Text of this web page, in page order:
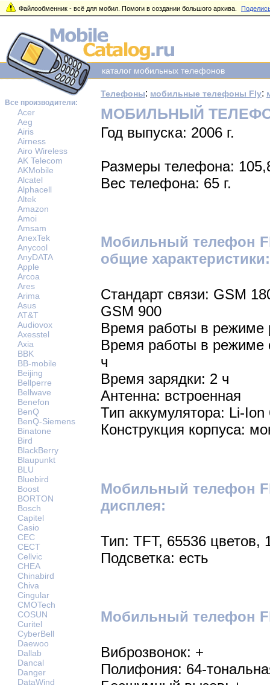
Файлообменник - всё для мобил. Помоги в создании большого архива.
Все производители:
Acer
Aeg
Airis
Airness
Airo Wireless
AK Telecom
AKMobile
Alcatel
Alphacell
Altek
Amazon
Amoi
Amsam
AnexTek
Anycool
AnyDATA
Apple
Arcoa
Ares
Arima
Asus
AT&T
Audiovox
Axesstel
Axia
BBK
BB-mobile
Beijing
Bellperre
Bellwave
Benefon
BenQ
BenQ-Siemens
Binatone
Bird
BlackBerry
Blaupunkt
BLU
Bluebird
Boost
BORTON
Bosch
Capitel
Casio
CEC
CECT
Cellvic
CHEA
Chinabird
Chiva
Cingular
CMOTech
COSUN
Curitel
CyberBell
Daewoo
Dallab
Dancal
Danger
DataWind
каталог мобильных телефонов
Телефоны: мобильные телефоны Fly:
МОБИЛЬНЫЙ
Год выпуска: 2006 г.
Размеры телефона:
Вес телефона: 65 г.
Мобильный телефон
общие характеристики:
Стандарт связи: GSM
GSM 900
Время работы в режиме
Время работы в режиме
ч
Время зарядки: 2 ч
Антенна: встроенная
Тип аккумулятора: Li-
Конструкция корпуса:
Мобильный телефон
дисплея:
Тип: TFT, 65536 цветов,
Подсветка: есть
Мобильный телефон
Виброзвонок: +
Полифония: 64-